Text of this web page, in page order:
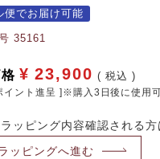
便でお届け可能
35161
¥ 23,900 税込
イント進呈 ]※購入3日後に使用
ッピング内容確認される方
ッピングへ進む